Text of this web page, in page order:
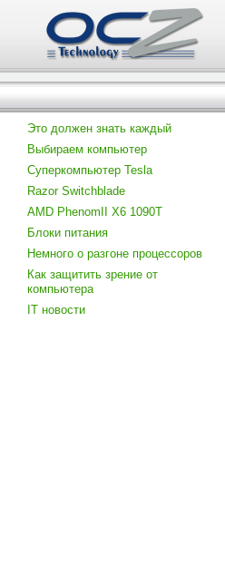
Это должен знать каждый
Выбираем компьютер
Суперкомпьютер Tesla
Razor Switchblade
AMD PhenomII X6 1090T
Блоки питания
Немного о разгоне процессоров
Как защитить зрение от
компьютера
IT новости